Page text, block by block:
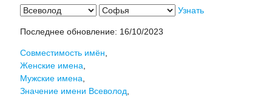
Узнать
Последнее обновление: 16/10/2023
Совместимость имён
Женские имена
Мужские имена
Значение имени Всеволод